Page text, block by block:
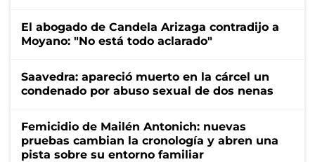
El abogado de Candela Arizaga contradijo a
Moyano: "No está todo aclarado"
Saavedra: apareció muerto en la cárcel un
condenado por abuso sexual de dos nenas
Femicidio de Mailén Antonich: nuevas
pruebas cambian la cronología y abren una
pista sobre su entorno familiar